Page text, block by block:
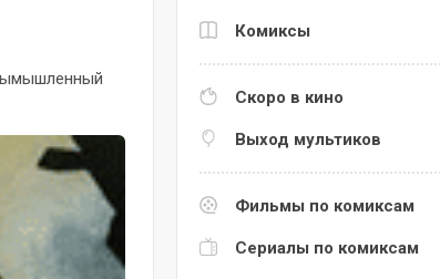
Комиксы
Скоро в кино
Выход мультиков
Фильмы по комиксам
Сериалы по комиксам